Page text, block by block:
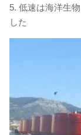
5. 低速は海洋生
した